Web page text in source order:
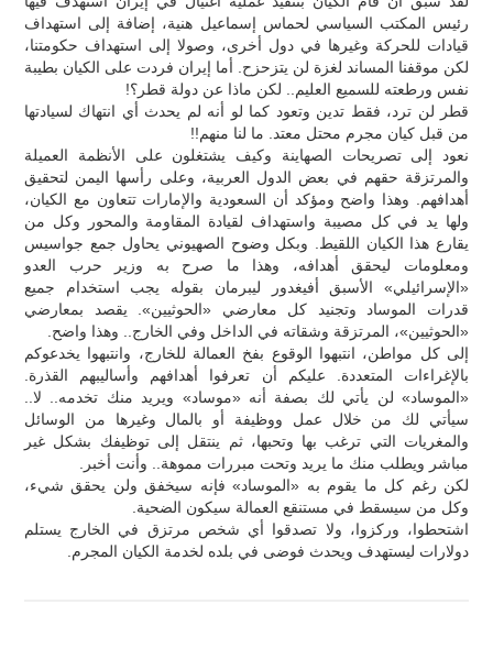
رئيس المكتب السياسي لحماس إسماعيل هنية، إضافة إلى استهداف
قيادات للحركة وغيرها في دول أخرى، وصولا إلى استهداف حكومتنا،
لكن موقفنا المساند لغزة لن يتزحزح. أما إيران فردت على الكيان بطيبة
نفس ورطعته للسميع العليم.. لكن ماذا عن دولة قطر؟!
قطر لن ترد، فقط تدين وتعود كما لو أنه لم يحدث أي انتهاك لسيادتها
من قبل كيان مجرم محتل معتد. ما لنا منهم!!
نعود إلى تصريحات الصهاينة وكيف يشتغلون على الأنظمة العميلة
والمرتزقة حقهم في بعض الدول العربية، وعلى رأسها اليمن لتحقيق
أهدافهم. وهذا واضح ومؤكد أن السعودية والإمارات تتعاون مع الكيان،
ولها يد في كل مصيبة واستهداف لقيادة المقاومة والمحور وكل من
يقارع هذا الكيان اللقيط. وبكل وضوح الصهيوني يحاول جمع جواسيس
ومعلومات ليحقق أهدافه، وهذا ما صرح به وزير حرب العدو
«الإسرائيلي» الأسبق أفيغدور ليبرمان بقوله يجب استخدام جميع
قدرات الموساد وتجنيد كل معارضي «الحوثيين». يقصد بمعارضي
«الحوثيين»، المرتزقة وشقاته في الداخل وفي الخارج.. وهذا واضح.
إلى كل مواطن، انتبهوا الوقوع بفخ العمالة للخارج، وانتبهوا يخدعوكم
بالإغراءات المتعددة. عليكم أن تعرفوا أهدافهم وأساليبهم القذرة.
«الموساد» لن يأتي لك بصفة أنه «موساد» ويريد منك تخدمه.. لا..
سيأتي لك من خلال عمل ووظيفة أو بالمال وغيرها من الوسائل
والمغريات التي ترغب بها وتحبها، ثم ينتقل إلى توظيفك بشكل غير
مباشر ويطلب منك ما يريد وتحت مبررات مموهة.. وأنت أخبر.
لكن رغم كل ما يقوم به «الموساد» فإنه سيخفق ولن يحقق شيء،
وكل من سيسقط في مستنقع العمالة سيكون الضحية.
اشتحطوا، وركزوا، ولا تصدقوا أي شخص مرتزق في الخارج يستلم
دولارات ليستهدف ويحدث فوضى في بلده لخدمة الكيان المجرم.